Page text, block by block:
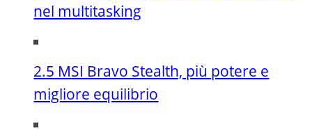
nel multitasking
2.5 MSI Bravo Stealth, più potere e
migliore equilibrio